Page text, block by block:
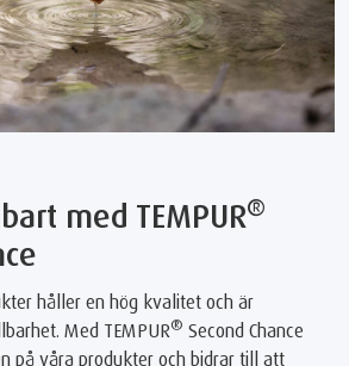
med TEMPUR®
håller en hög kvalitet och är
Med TEMPUR® Second Chance
på våra produkter och bidrar till att